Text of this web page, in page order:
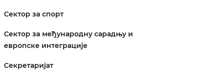
Сектор за спорт
Сектор за међународну сарадњу и
европске интеграције
Секретаријат